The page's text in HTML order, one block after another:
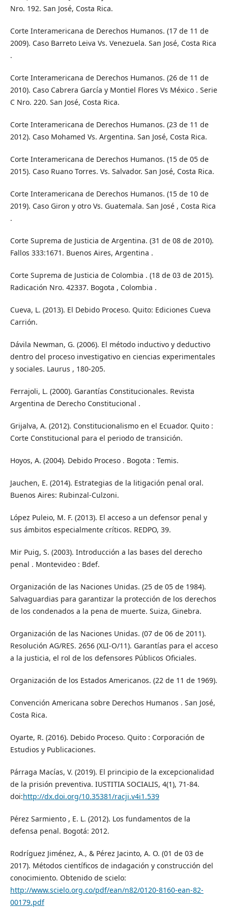
Nro. 192. San José, Costa Rica.
Corte Interamericana de Derechos Humanos. (17 de 11 de
2009). Caso Barreto Leiva Vs. Venezuela. San José, Costa Rica
.
Corte Interamericana de Derechos Humanos. (26 de 11 de
2010). Caso Cabrera García y Montiel Flores Vs México . Serie
C Nro. 220. San José, Costa Rica.
Corte Interamericana de Derechos Humanos. (23 de 11 de
2012). Caso Mohamed Vs. Argentina. San José, Costa Rica.
Corte Interamericana de Derechos Humanos. (15 de 05 de
2015). Caso Ruano Torres. Vs. Salvador. San José, Costa Rica.
Corte Interamericana de Derechos Humanos. (15 de 10 de
2019). Caso Giron y otro Vs. Guatemala. San José , Costa Rica
.
Corte Suprema de Justicia de Argentina. (31 de 08 de 2010).
Fallos 333:1671. Buenos Aires, Argentina .
Corte Suprema de Justicia de Colombia . (18 de 03 de 2015).
Radicación Nro. 42337. Bogota , Colombia .
Cueva, L. (2013). El Debido Proceso. Quito: Ediciones Cueva
Carrión.
Dávila Newman, G. (2006). El método inductivo y deductivo
dentro del proceso investigativo en ciencias experimentales
y sociales. Laurus , 180-205.
Ferrajoli, L. (2000). Garantías Constitucionales. Revista
Argentina de Derecho Constitucional .
Grijalva, A. (2012). Constitucionalismo en el Ecuador. Quito :
Corte Constitucional para el periodo de transición.
Hoyos, A. (2004). Debido Proceso . Bogota : Temis.
Jauchen, E. (2014). Estrategias de la litigación penal oral.
Buenos Aires: Rubinzal-Culzoni.
López Puleio, M. F. (2013). El acceso a un defensor penal y
sus ámbitos especialmente críticos. REDPO, 39.
Mir Puig, S. (2003). Introducción a las bases del derecho
penal . Montevideo : Bdef.
Organización de las Naciones Unidas. (25 de 05 de 1984).
Salvaguardias para garantizar la protección de los derechos
de los condenados a la pena de muerte. Suiza, Ginebra.
Organización de las Naciones Unidas. (07 de 06 de 2011).
Resolución AG/RES. 2656 (XLI-O/11). Garantías para el acceso
a la justicia, el rol de los defensores Públicos Oficiales.
Organización de los Estados Americanos. (22 de 11 de 1969).
Convención Americana sobre Derechos Humanos . San José,
Costa Rica.
Oyarte, R. (2016). Debido Proceso. Quito : Corporación de
Estudios y Publicaciones.
Párraga Macías, V. (2019). El principio de la excepcionalidad
de la prisión preventiva. IUSTITIA SOCIALIS, 4(1), 71-84.
doi:http://dx.doi.org/10.35381/racji.v4i1.539
Pérez Sarmiento , E. L. (2012). Los fundamentos de la
defensa penal. Bogotá: 2012.
Rodríguez Jiménez, A., & Pérez Jacinto, A. O. (01 de 03 de
2017). Métodos científicos de indagación y construcción del
conocimiento. Obtenido de scielo:
http://www.scielo.org.co/pdf/ean/n82/0120-8160-ean-82-
00179.pdf